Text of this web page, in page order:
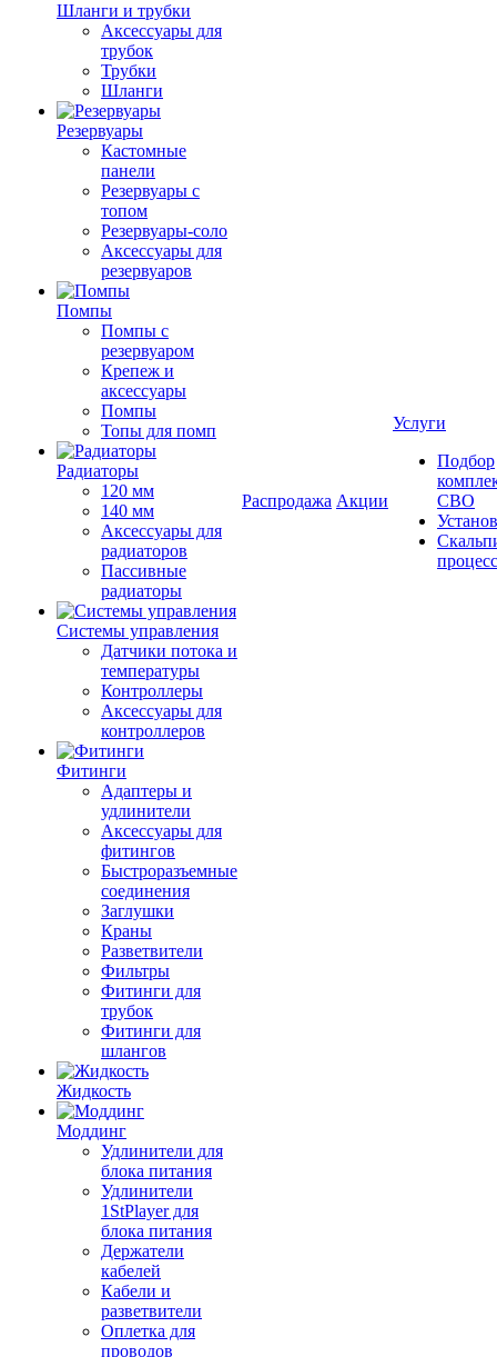
Шланги и трубки
Аксессуары для
трубок
Трубки
Шланги
Резервуары
Кастомные
панели
Резервуары с
топом
Резервуары-соло
Аксессуары для
резервуаров
Помпы
Помпы с
резервуаром
Крепеж и
аксессуары
Помпы
Топы для помп
Радиаторы
120 мм
140 мм
Аксессуары для
радиаторов
Пассивные
радиаторы
Системы управления
Датчики потока и
температуры
Контроллеры
Аксессуары для
контроллеров
Фитинги
Адаптеры и
удлинители
Аксессуары для
фитингов
Быстроразъемные
соединения
Заглушки
Краны
Разветвители
Фильтры
Фитинги для
трубок
Фитинги для
шлангов
Жидкость
Моддинг
Удлинители для
блока питания
Удлинители
1StPlayer для
блока питания
Держатели
кабелей
Кабели и
разветвители
Оплетка для
проводов
Распродажа Акции
Услуги
Подбор
СВО